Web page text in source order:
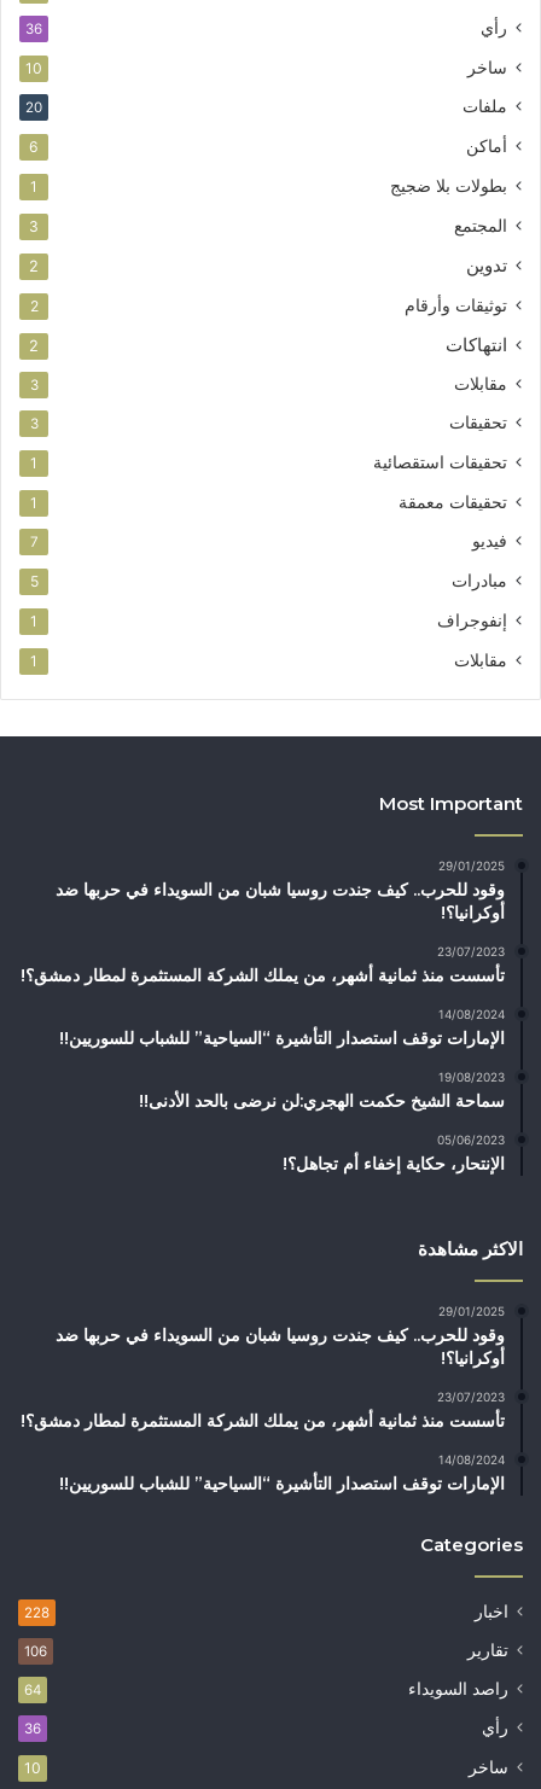
رأي 36
ساخر 10
ملفات 20
أماكن 6
بطولات بلا ضجيج 1
المجتمع 3
تدوين 2
توثيقات وأرقام 2
انتهاكات 2
مقابلات 3
تحقيقات 3
تحقيقات استقصائية 1
تحقيقات معمقة 1
فيديو 7
مبادرات 5
إنفوجراف 1
مقابلات 1
Most Important
29/01/2025
وقود للحرب.. كيف جندت روسيا شبان من السويداء في حربها ضد
أوكرانيا؟!
23/07/2023
تأسست منذ ثمانية أشهر، من يملك الشركة المستثمرة لمطار دمشق؟!
14/08/2024
الإمارات توقف استصدار التأشيرة “السياحية” للشباب للسوريين!!
19/08/2023
سماحة الشيخ حكمت الهجري:لن نرضى بالحد الأدنى!!
05/06/2023
الإنتحار، حكاية إخفاء أم تجاهل؟!
الاكثر مشاهدة
29/01/2025
وقود للحرب.. كيف جندت روسيا شبان من السويداء في حربها ضد
أوكرانيا؟!
23/07/2023
تأسست منذ ثمانية أشهر، من يملك الشركة المستثمرة لمطار دمشق؟!
14/08/2024
الإمارات توقف استصدار التأشيرة “السياحية” للشباب للسوريين!!
Categories
اخبار 228
تقارير 106
راصد السويداء 64
رأي 36
ساخر 10